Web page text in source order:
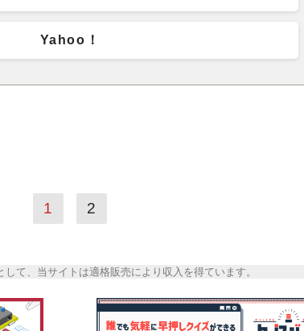
Yahoo！
1 2
て、当サイトは適格販売により収入を得ています。